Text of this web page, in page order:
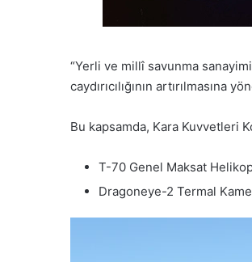
“Yerli ve millî savunma
caydırıcılığının
Bu kapsamda, Kara Kuvvetleri
T-70 Genel Maksat
Dragoneye-2 Termal